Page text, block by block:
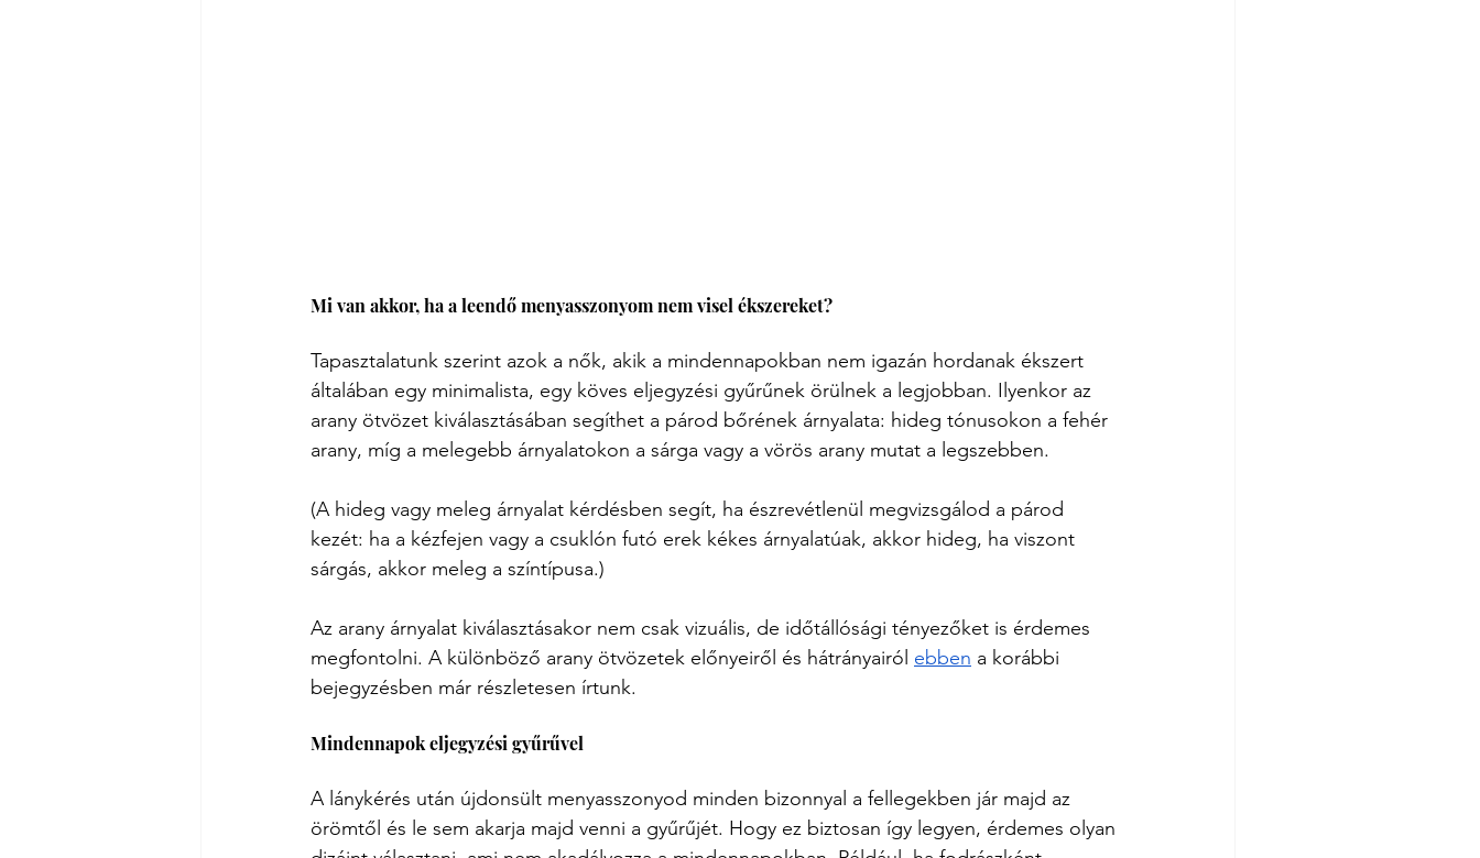
Mi van akkor, ha a leendő menyasszonyom nem visel ékszereket?
Tapasztalatunk szerint azok a nők, akik a mindennapokban nem igazán hordanak ékszert
általában egy minimalista, egy köves eljegyzési gyűrűnek örülnek a legjobban. Ilyenkor az
arany ötvözet kiválasztásában segíthet a párod bőrének árnyalata: hideg tónusokon a fehér
arany, míg a melegebb árnyalatokon a sárga vagy a vörös arany mutat a legszebben.
(A hideg vagy meleg árnyalat kérdésben segít, ha észrevétlenül megvizsgálod a párod
kezét: ha a kézfejen vagy a csuklón futó erek kékes árnyalatúak, akkor hideg, ha viszont
sárgás, akkor meleg a színtípusa.)
Az arany árnyalat kiválasztásakor nem csak vizuális, de időtállósági tényezőket is érdemes
megfontolni. A különböző arany ötvözetek előnyeiről és hátrányairól ebben a korábbi
bejegyzésben már részletesen írtunk.
Mindennapok eljegyzési gyűrűvel
A lánykérés után újdonsült menyasszonyod minden bizonnyal a fellegekben jár majd az
örömtől és le sem akarja majd venni a gyűrűjét. Hogy ez biztosan így legyen, érdemes olyan